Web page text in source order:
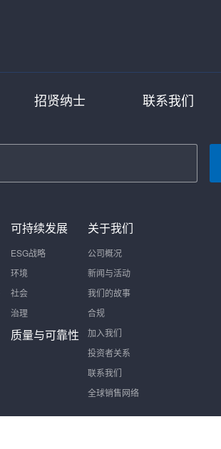
招贤纳士 联系我们
可持续发展
ESG战略
环境
社会
治理
质量与可靠性
关于我们
公司概况
新闻与活动
我们的故事
合规
加入我们
投资者关系
联系我们
全球销售网络